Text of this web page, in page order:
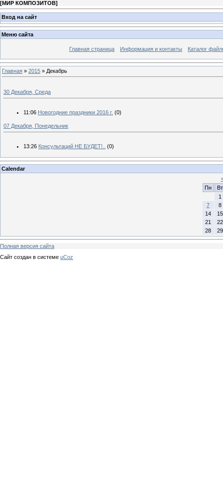
[МИР КОМПОЗИТОВ]
Вход на сайт
Меню сайта
Главная страница Информация и контакты Каталог
Главная » 2015 » Декабрь
30 Декабря, Среда
11:06 Новогодние праздники 2016 г. (0)
07 Декабря, Понедельник
13:26 Консультаций НЕ БУДЕТ!.. (0)
Calendar
Пн
Вт
1
7
8
14
15
21
22
28
29
Полная версия сайта
Сайт создан в системе uCoz